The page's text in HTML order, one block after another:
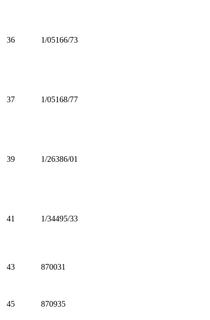
36 1/05166/73
37 1/05168/77
39 1/26386/01
41 1/34495/33
43 870031
45 870935